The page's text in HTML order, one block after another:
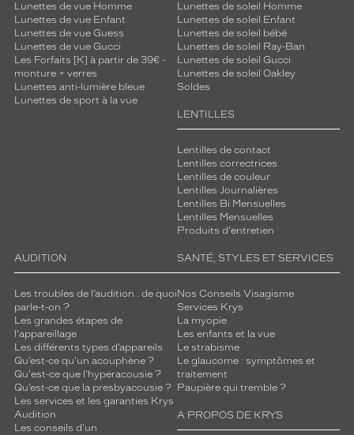
Lunettes de vue Homme
Lunettes de vue Enfant
Lunettes de vue Guess
Lunettes de vue Gucci
Les Forfaits [K] à partir de 39€ -
monture + verres
Lunettes anti-lumière bleue
Lunettes de sport à la vue
Lunettes de soleil Homme
Lunettes de soleil Enfant
Lunettes de soleil bébé
Lunettes de soleil Ray-Ban
Lunettes de soleil Gucci
Lunettes de soleil Oakley
Soldes
LENTILLES
Lentilles de contact
Lentilles correctrices
Lentilles de couleur
Lentilles Journalières
Lentilles Bi Mensuelles
Lentilles Mensuelles
Produits d'entretien
AUDITION
Les troubles de l’audition : de quoi
parle-t-on ?
Les grandes étapes de
l'appareillage
Les différents types d’appareils
Qu’est-ce qu'un acouphène ?
Qu'est-ce que l'hyperacousie ?
Qu’est-ce que la presbyacousie ?
Les services et les garanties Krys
Audition
Les conseils d'un
SANTÉ, STYLES ET SERVICES
Nos Conseils Visagisme
Services Krys
La myopie
Les enfants et la vue
Le strabisme
Le glaucome : symptômes et
traitement
Paupière qui tremble ?
A PROPOS DE KRYS